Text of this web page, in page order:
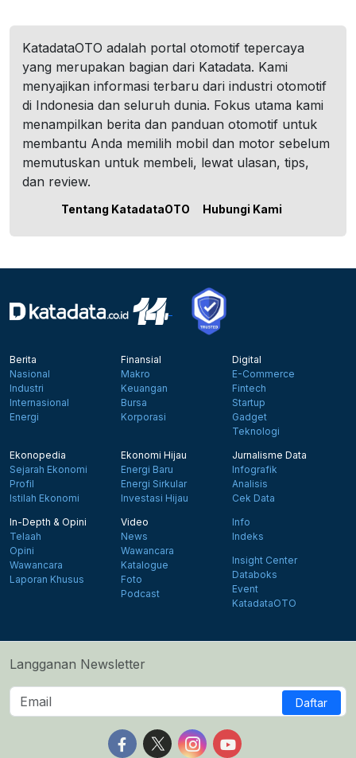
KatadataOTO adalah portal otomotif tepercaya
yang merupakan bagian dari Katadata. Kami
menyajikan informasi terbaru dari industri otomotif
di Indonesia dan seluruh dunia. Fokus utama kami
menampilkan berita dan panduan otomotif untuk
membantu Anda memilih mobil dan motor sebelum
memutuskan untuk membeli, lewat ulasan, tips,
dan review.
Tentang KatadataOTO Hubungi Kami
Berita
Nasional
Industri
Internasional
Energi
Finansial
Makro
Keuangan
Bursa
Korporasi
Digital
E-Commerce
Fintech
Startup
Gadget
Teknologi
Ekonopedia
Sejarah Ekonomi
Profil
Istilah Ekonomi
Ekonomi Hijau
Energi Baru
Energi Sirkular
Investasi Hijau
Jurnalisme Data
Infografik
Analisis
Cek Data
In-Depth & Opini
Telaah
Opini
Wawancara
Laporan Khusus
Video
News
Wawancara
Katalogue
Foto
Podcast
Info
Indeks
Insight Center
Databoks
Event
KatadataOTO
Langganan Newsletter
Daftar
Follow us on Facebook
Follow us on X
Follow us on Instagram
Follow us on